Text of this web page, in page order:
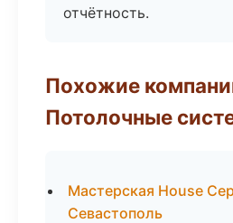
отчётность.
Похожие
Потолочные
Мастерская House
Севастополь